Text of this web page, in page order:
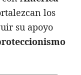
los
su apoyo